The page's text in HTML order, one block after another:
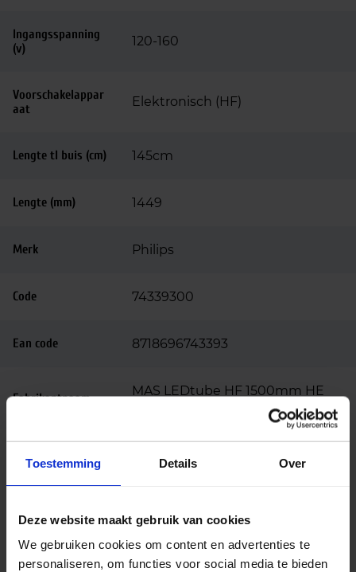
Toestemming Details Over
Deze website maakt gebruik van cookies
We gebruiken cookies om content en advertenties te
personaliseren, om functies voor social media te bieden
Ingangsspanning
(v)
120-160
Voorschakelappar
aat
Elektronisch (HF)
Lengte tl buis (cm) 145cm
Lengte (mm) 1449
Merk Philips
Code 74339300
Ean code 8718696743393
Fabrikantnaam
MAS LEDtube HF 1500mm HE
Beschrijving
De Philips Master LED TL buis HF HE 20W 865 T5 |
145cm – vervangt 35W maakt deel uit van de Philips
MASTER LED TL buis serie, speciaal ontwikkeld om